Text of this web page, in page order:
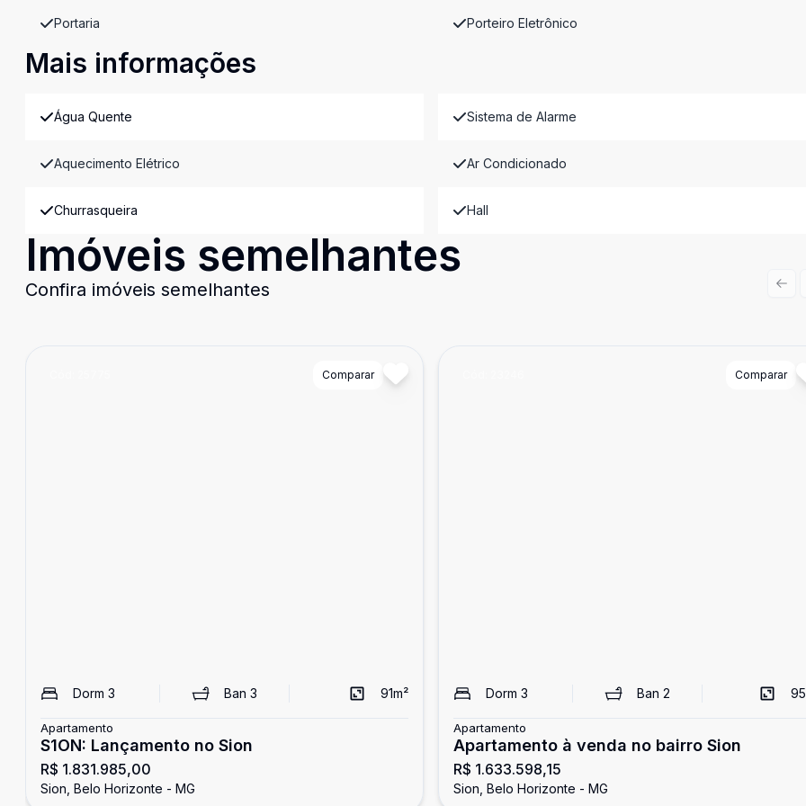
Portaria Porteiro Eletrônico
Mais informações
Água Quente Sistema de Alarme
Aquecimento Elétrico Ar Condicionado
Churrasqueira Hall
Imóveis semelhantes
Confira imóveis semelhantes
Comparar
Dorm 3 Ban3 91m²
Apartamento
S1ON: Lançamento no Sion
R$ 1.831.985,00
Sion, Belo Horizonte - MG
Comparar
Dorm 3 Ban 2 95
Apartamento
Apartamento à venda no bairro Sion
R$ 1.633.598,15
Sion, Belo Horizonte - MG